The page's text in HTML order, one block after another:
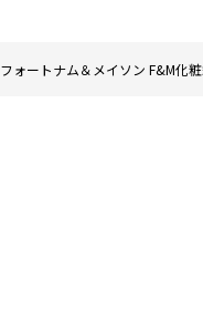
フォートナム＆メイソン F&M化